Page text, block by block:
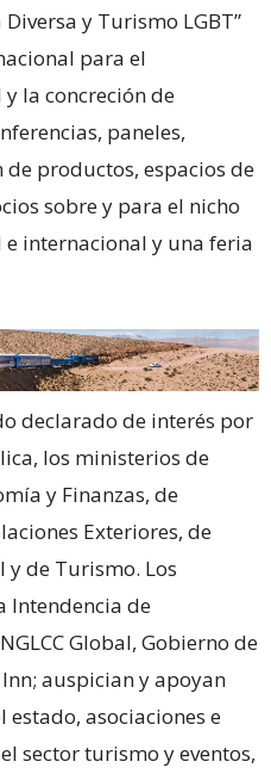
y Turismo LGBT”
para el
la concreción de
paneles,
productos, espacios de
sobre y para el nicho
internacional y una feria
declarado de interés por
los ministerios de
y Finanzas, de
Exteriores, de
y de Turismo. Los
Intendencia de
Global, Gobierno de
auspician y apoyan
estado, asociaciones e
sector turismo y eventos,